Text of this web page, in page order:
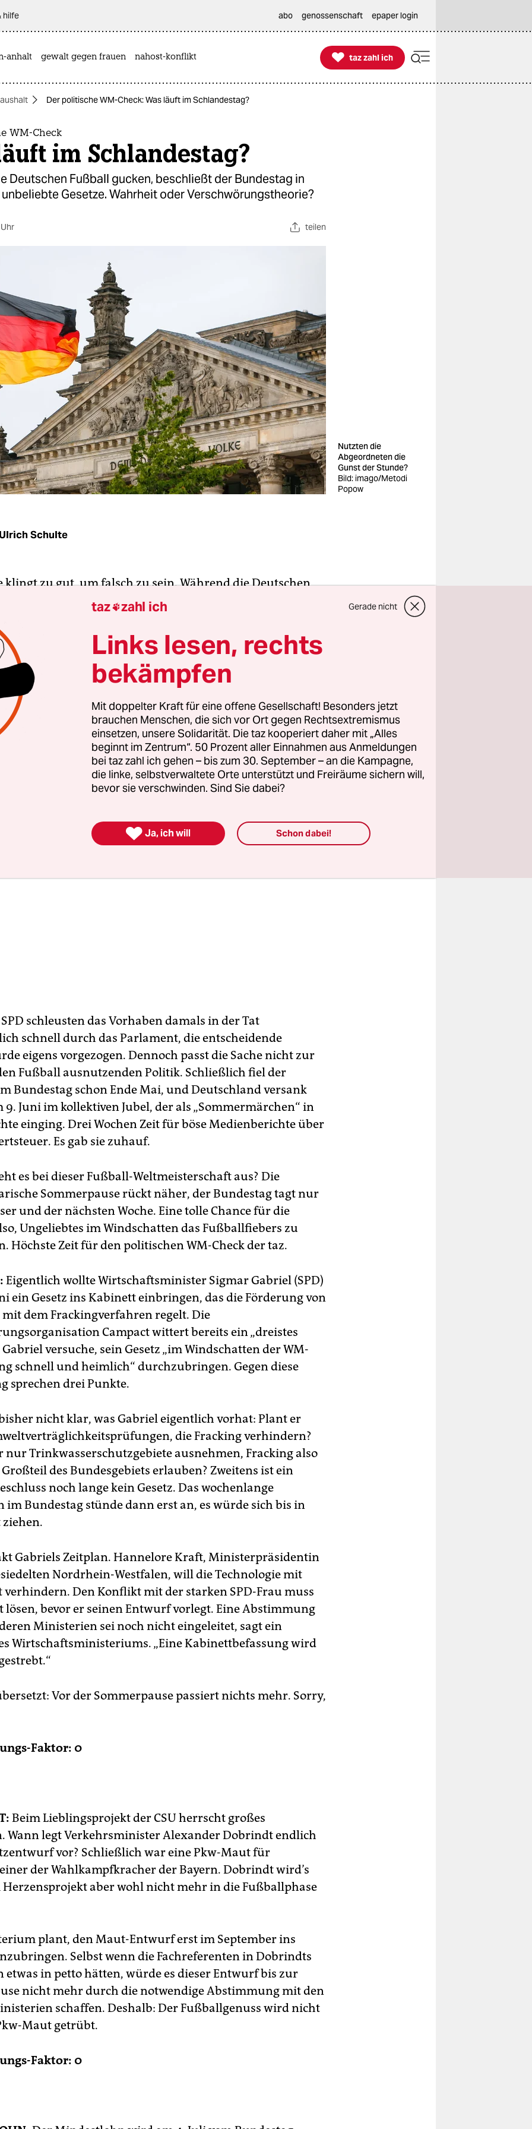
hilfe abo genossenschaft epaper login
anhalt gewalt gegen frauen nahost-konflikt 
taz zahl ich
taz zahl ich
Der politische WM-Check: Was läuft im Schlandestag?
WM-Check
im Schlandestag?
Deutschen Fußball gucken, beschließt der Bundestag in
Gesetze. Wahrheit oder Verschwörungstheorie?
teilen
Nutzten die
Abgeordneten die
Gunst der Stunde?
Bild: imago/Metodi
Popow
Ulrich Schulte
klingt zu gut, um falsch zu sein. Während die Deutschen
vor dem Fernseher hocken, „Schland!“ brüllen und die
Brasilien mit Poldi posiert, tut die Regierung böse Dinge.
Sie winkt in Windeseile unschöne Gesetzesvorhaben
denen die Bevölkerung nichts mitbekommen soll. Wahrheit
Beispiel für diese These liefert die
von 16 auf 19 Prozent im Jahr 2006. Ein
Projekt der damaligen Großen Koalition. Welcher
schon gerne mehr Steuern auf Chips, Bier und schwarz-
schleusten das Vorhaben damals in der Tat
schnell durch das Parlament, die entscheidende
eigens vorgezogen. Dennoch passt die Sache nicht zur
Fußball ausnutzenden Politik. Schließlich fiel der
Bundestag schon Ende Mai, und Deutschland versank
9. Juni im kollektiven Jubel, der als „Sommermärchen“ in
einging. Drei Wochen Zeit für böse Medienberichte über
Es gab sie zuhauf.
es bei dieser Fußball-Weltmeisterschaft aus? Die
Sommerpause rückt näher, der Bundestag tagt nur
und der nächsten Woche. Eine tolle Chance für die
Ungeliebtes im Windschatten das Fußballfiebers zu
Höchste Zeit für den politischen WM-Check der taz.
Eigentlich wollte Wirtschaftsminister Sigmar Gabriel (SPD)
ein Gesetz ins Kabinett einbringen, das die Förderung von
mit dem Frackingverfahren regelt. Die
Campact wittert bereits ein „dreistes
Gabriel versuche, sein Gesetz „im Windschatten der WM-
schnell und heimlich“ durchzubringen. Gegen diese
sprechen drei Punkte.
nicht klar, was Gabriel eigentlich vorhat: Plant er
die Fracking verhindern?
nur Trinkwasserschutzgebiete ausnehmen, Fracking also
des Bundesgebiets erlauben? Zweitens ist ein
noch lange kein Gesetz. Das wochenlange
im Bundestag stünde dann erst an, es würde sich bis in
Gabriels Zeitplan. Hannelore Kraft, Ministerpräsidentin
Nordrhein-Westfalen, will die Technologie mit
verhindern. Den Konflikt mit der starken SPD-Frau muss
lösen, bevor er seinen Entwurf vorlegt. Eine Abstimmung
Ministerien sei noch nicht eingeleitet, sagt ein
Wirtschaftsministeriums. „Eine Kabinettbefassung wird
Vor der Sommerpause passiert nichts mehr. Sorry,
Faktor: 0
Beim Lieblingsprojekt der CSU herrscht großes
Wann legt Verkehrsminister Alexander Dobrindt endlich
vor? Schließlich war eine Pkw-Maut für
der Wahlkampfkracher der Bayern. Dobrindt wird’s
aber wohl nicht mehr in die Fußballphase
plant, den Maut-Entwurf erst im September ins
Selbst wenn die Fachreferenten in Dobrindts
etwas in petto hätten, würde es dieser Entwurf bis zur
nicht mehr durch die notwendige Abstimmung mit den
schaffen. Deshalb: Der Fußballgenuss wird nicht
Maut getrübt.
Faktor: 0
taz zahl ich Gerade nicht
Links lesen, rechts
bekämpfen
Mit doppelter Kraft für eine offene Gesellschaft! Besonders jetzt
brauchen Menschen, die sich vor Ort gegen Rechtsextremismus
einsetzen, unsere Solidarität. Die taz kooperiert daher mit „Alles
beginnt im Zentrum“. 50 Prozent aller Einnahmen aus Anmeldungen
bei taz zahl ich gehen – bis zum 30. September – an die Kampagne,
die linke, selbstverwaltete Orte unterstützt und Freiräume sichern will,
bevor sie verschwinden. Sind Sie dabei?
 Ja, ich will Schon dabei!